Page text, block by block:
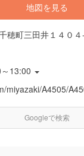
地図を見る
穂町三田井１４０４
13:00
miyazaki/A4505/
Googleで検索